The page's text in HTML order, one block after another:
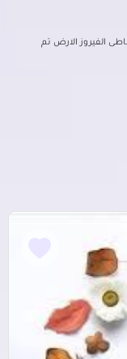
الفيروز الارض تم